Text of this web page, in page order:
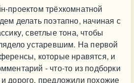
проектом трёхкомнатной
делать поэтапно, начиная с
светлые тона, чтобы
устаревшим. На первой
которые нравятся, и
- что-то из подборки
дорого, предложили похожие